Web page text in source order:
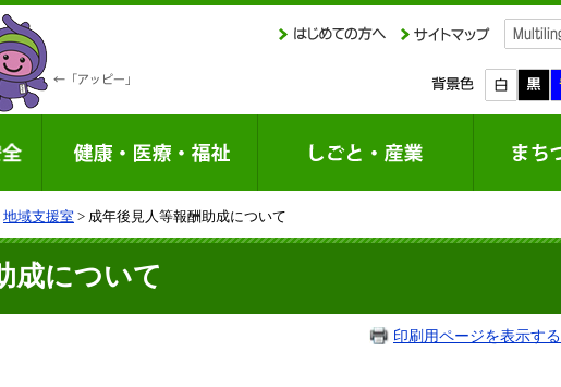
地域支援室 > 成年後見人等報酬助成について
成について
印刷用ページを表示する